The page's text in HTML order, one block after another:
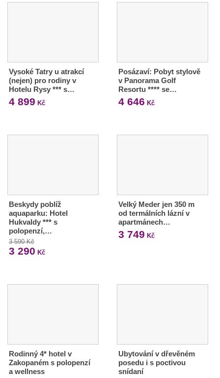
Vysoké Tatry u atrakcí
(nejen) pro rodiny v
Hotelu Rysy *** s…
4 899 Kč
Posázaví: Pobyt stylově
v Panorama Golf
Resortu **** se…
4 646 Kč
Beskydy poblíž
aquaparku: Hotel
Hukvaldy *** s
polopenzí,…
3 590 Kč
3 290 Kč
Velký Meder jen 350 m
od termálních lázní v
apartmánech…
3 749 Kč
Rodinný 4* hotel v
Zakopaném s polopenzí
a wellness
Ubytování v dřevěném
posedu i s poctivou
snídaní